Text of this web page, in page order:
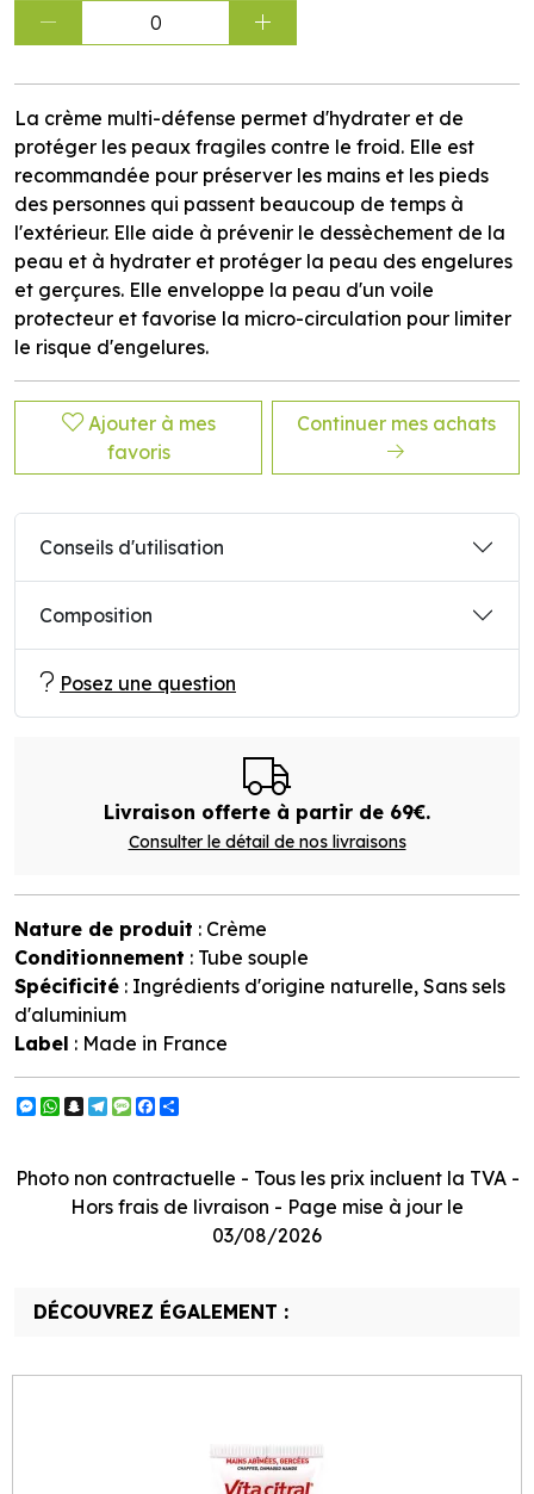
0
La crème multi-défense permet d'hydrater et de
protéger les peaux fragiles contre le froid. Elle est
recommandée pour préserver les mains et les pieds
des personnes qui passent beaucoup de temps à
l'extérieur. Elle aide à prévenir le dessèchement de la
peau et à hydrater et protéger la peau des engelures
et gerçures. Elle enveloppe la peau d'un voile
protecteur et favorise la micro-circulation pour limiter
le risque d'engelures.
Ajouter à mes
favoris
Continuer mes achats
Conseils d'utilisation
Composition
Posez une question
Livraison offerte à partir de 69€.
Consulter le détail de nos livraisons
Nature de produit : Crème
Conditionnement : Tube souple
Spécificité : Ingrédients d'origine naturelle, Sans sels
d'aluminium
Label : Made in France
Messenger
WhatsApp
Snapchat
Telegram
Message
Facebook
Photo non contractuelle - Tous les prix incluent la TVA -
Hors frais de livraison - Page mise à jour le
03/08/2026
DÉCOUVREZ ÉGALEMENT :